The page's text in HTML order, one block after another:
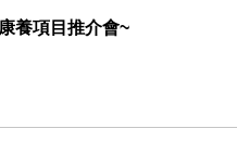
養項目推介會~